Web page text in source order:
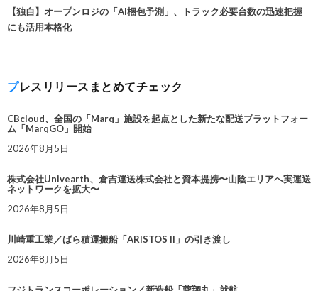
【独自】オープンロジの「AI梱包予測」、トラック必要台数の迅速把握
にも活用本格化
プレスリリースまとめてチェック
CBcloud、全国の「Marq」施設を起点とした新たな配送プラットフォー
ム「MarqGO」開始
2026年8月5日
株式会社Univearth、倉吉運送株式会社と資本提携〜山陰エリアへ実運送
ネットワークを拡大〜
2026年8月5日
川崎重工業／ばら積運搬船「ARISTOS II」の引き渡し
2026年8月5日